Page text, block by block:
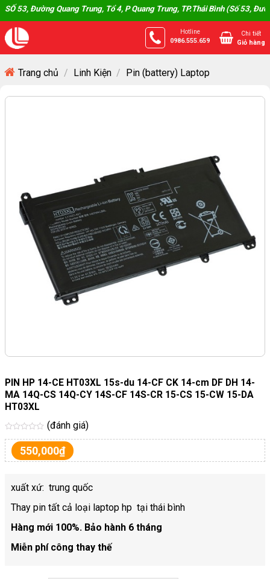
Skip
to
content
Đường Quang Trung, Tổ 4, P Quang Trung, TP.Thái Bình (Số 53, Đường
Hotline
0986.555.659
Chi tiết
Giỏ hàng
Trang chủ / Linh Kiện / Pin (battery) Laptop
PIN HP 14-CE HT03XL 15s-du 14-CF CK 14-cm DF DH 14-
MA 14Q-CS 14Q-CY 14S-CF 14S-CR 15-CS 15-CW 15-DA
HT03XL
Được
xếp
hạng
5
(đánh giá)
550,000₫
xuất xứ: trung quốc
Thay pin tất cả loại laptop hp tại thái bình
Hàng mới 100%. Bảo hành 6 tháng
Miễn phí công thay thế